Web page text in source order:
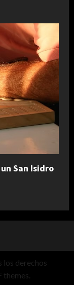
San Isidro
los derechos
themes.